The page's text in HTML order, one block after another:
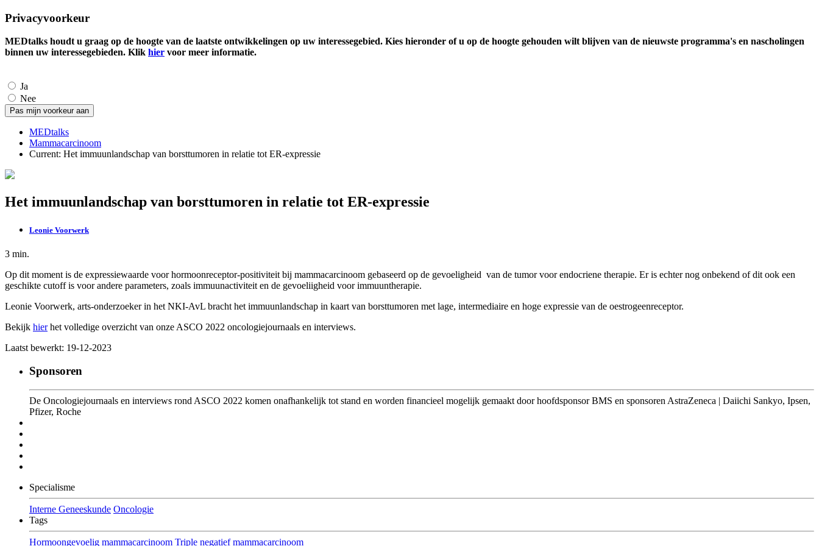
Privacyvoorkeur
MEDtalks houdt u graag op de hoogte van de laatste ontwikkelingen op uw interessegebied. Kies hieronder of u op de hoogte gehouden wilt blijven van de nieuwste programma's en nascholingen
binnen uw interessegebieden. Klik hier voor meer informatie.
Ja
Nee
MEDtalks
Mammacarcinoom
Current: Het immuunlandschap van borsttumoren in relatie tot ER-expressie
Het immuunlandschap van borsttumoren in relatie tot ER-expressie
Leonie Voorwerk
3 min.
Op dit moment is de expressiewaarde voor hormoonreceptor-positiviteit bij mammacarcinoom gebaseerd op de gevoeligheid van de tumor voor endocriene therapie. Er is echter nog onbekend of dit ook een
geschikte cutoff is voor andere parameters, zoals immuunactiviteit en de gevoeliigheid voor immuuntherapie.
Leonie Voorwerk, arts-onderzoeker in het NKI-AvL bracht het immuunlandschap in kaart van borsttumoren met lage, intermediaire en hoge expressie van de oestrogeenreceptor.
Bekijk hierhet volledige overzicht van onze ASCO 2022 oncologiejournaals en interviews.
Laatst bewerkt: 19-12-2023
Sponsoren
De Oncologiejournaals en interviews rond ASCO 2022 komen onafhankelijk tot stand en worden financieel mogelijk gemaakt door hoofdsponsor BMS en sponsoren AstraZeneca | Daiichi Sankyo, Ipsen,
Pfizer, Roche
Specialisme
Interne Geneeskunde Oncologie
Tags
Hormoongevoelig mammacarcinoom Triple negatief mammacarcinoom